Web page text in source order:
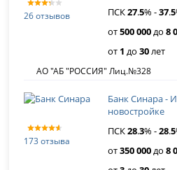
26 отзывов
ПСК27.5% -37.5
от500 000до8
от 1 до30лет
АО "АБ "РОССИЯ" Лиц.№328
173 отзыва
Банк Синара -
новостройке
ПСК28.3% -28.5
от350 000до8